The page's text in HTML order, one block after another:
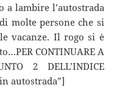
lambire l’autostrada
molte persone che si
vacanze. Il rogo si è
CONTINUARE A
2 DELL’INDICE
autostrada”]